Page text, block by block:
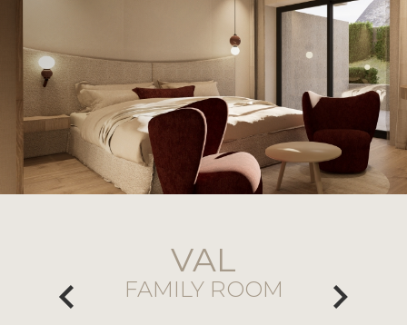
VAL
FAMILY ROOM